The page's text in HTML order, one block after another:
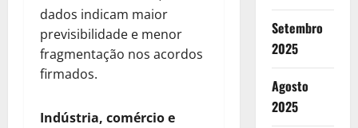
dados indicam maior
previsibilidade e menor
fragmentação nos acordos
firmados.
Indústria, comércio e
Setembro
2025
Agosto
2025